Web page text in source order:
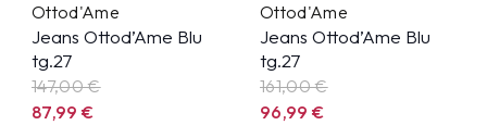
Ottod'Ame
Jeans Ottod’Ame Blu
tg.27
147,00 €
87,99€
Ottod'Ame
Jeans Ottod’Ame Blu
tg.27
161,00 €
96,99€